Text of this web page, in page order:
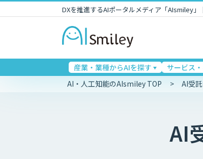
DXを推進するAIポータルメディア「AIsmiley
産業・業種からAIを探す サービス
AI・人工知能のAIsmiley TOP
AI受
AI